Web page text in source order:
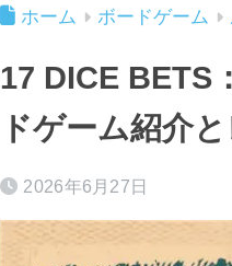
ホーム ボードゲーム
17 DICE BETS
ドゲーム紹介
2026年6月27日